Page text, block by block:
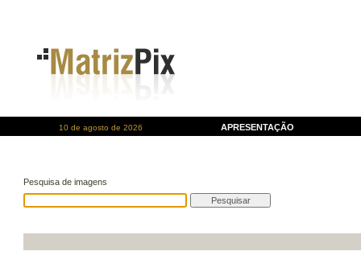
10 de agosto de 2026 APRESENTAÇÃO
Pesquisa de imagens